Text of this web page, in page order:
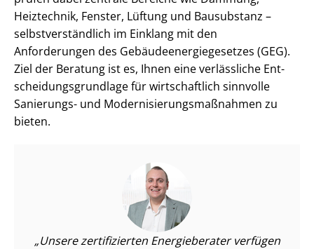
Heiztechnik, Fenster, Lüftung und Bausubstanz –
selbst­ver­ständ­lich im Einklang mit den
Anforderungen des Ge­bäu­de­en­er­gie­ge­set­zes (GEG).
Ziel der Beratung ist es, Ihnen eine verlässliche Ent­
schei­dungs­grund­la­ge für wirtschaftlich sinnvolle
Sanierungs- und Mo­der­ni­sie­rungs­maß­nah­men zu
bieten.
Unsere zertifizierten Energieberater verfügen